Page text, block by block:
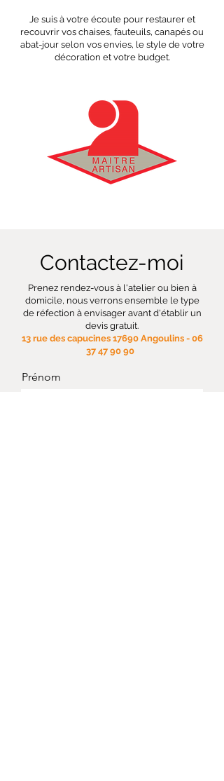
Je suis à votre écoute pour restaurer et
recouvrir vos chaises, fauteuils, canapés ou
abat-jour selon vos envies, le style de votre
décoration et votre budget.
Contactez-moi
Prenez rendez-vous à l'atelier ou bien à
domicile, nous verrons ensemble le type
de réfection à envisager avant d'établir un
devis gratuit.
13 rue des capucines 17690 Angoulins - 06
37 47 90 90
Prénom